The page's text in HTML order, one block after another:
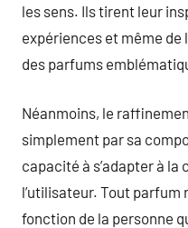
les sens. Ils tirent leur
expériences et même de
des parfums
Néanmoins, le
simplement par sa
capacité à s’adapter à
l’utilisateur. Tout
fonction de la personne